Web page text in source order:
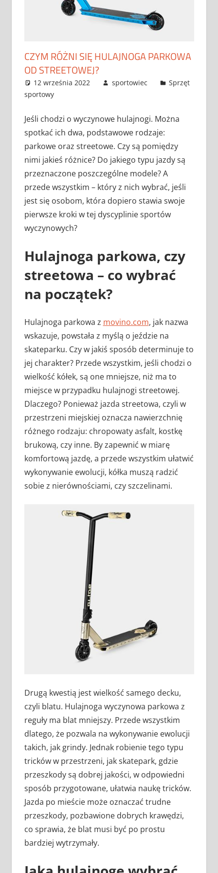
CZYM RÓŻNI SIĘ HULAJNOGA PARKOWA
OD STREETOWEJ?
12 września 2022 sportowiec
Sprzęt
sportowy
Jeśli chodzi o wyczynowe hulajnogi. Można
spotkać ich dwa, podstawowe rodzaje:
parkowe oraz streetowe. Czy są pomiędzy
nimi jakieś różnice? Do jakiego typu jazdy są
przeznaczone poszczególne modele? A
przede wszystkim – który z nich wybrać, jeśli
jest się osobom, która dopiero stawia swoje
pierwsze kroki w tej dyscyplinie sportów
wyczynowych?
Hulajnoga parkowa, czy
streetowa – co wybrać
na początek?
Hulajnoga parkowa z movino.com, jak nazwa
wskazuje, powstała z myślą o jeździe na
skateparku. Czy w jakiś sposób determinuje to
jej charakter? Przede wszystkim, jeśli chodzi o
wielkość kółek, są one mniejsze, niż ma to
miejsce w przypadku hulajnogi streetowej.
Dlaczego? Ponieważ jazda streetowa, czyli w
przestrzeni miejskiej oznacza nawierzchnię
różnego rodzaju: chropowaty asfalt, kostkę
brukową, czy inne. By zapewnić w miarę
komfortową jazdę, a przede wszystkim ułatwić
wykonywanie ewolucji, kółka muszą radzić
sobie z nierównościami, czy szczelinami.
Drugą kwestią jest wielkość samego decku,
czyli blatu. Hulajnoga wyczynowa parkowa z
reguły ma blat mniejszy. Przede wszystkim
dlatego, że pozwala na wykonywanie ewolucji
takich, jak grindy. Jednak robienie tego typu
tricków w przestrzeni, jak skatepark, gdzie
przeszkody są dobrej jakości, w odpowiedni
sposób przygotowane, ułatwia naukę tricków.
Jazda po mieście może oznaczać trudne
przeszkody, pozbawione dobrych krawędzi,
co sprawia, że blat musi być po prostu
bardziej wytrzymały.